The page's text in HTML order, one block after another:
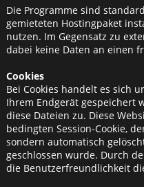
Die Programme sind
gemieteten Hostingpaket
nutzen. Im Gegensatz zu
dabei keine Daten an einen
Cookies
Bei Cookies handelt es sich
Ihrem Endgerät gespeichert
diese Dateien zu. Diese
bedingten Session-Cookie,
sondern automatisch
geschlossen wurde. Durch
die Benutzerfreundlichkeit